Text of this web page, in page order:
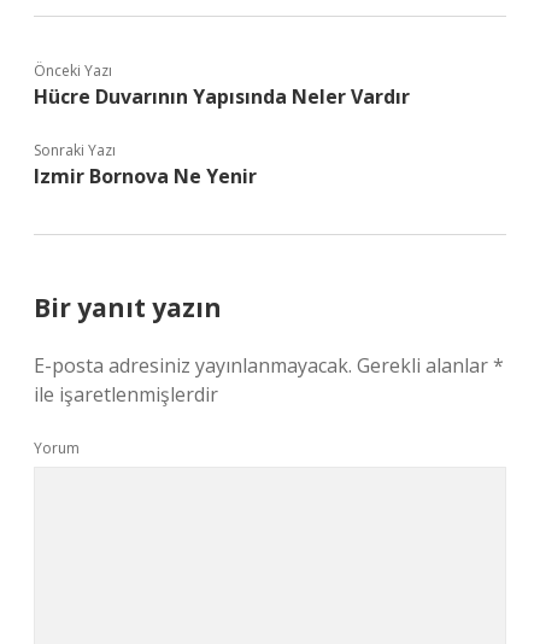
Önceki Yazı
Hücre Duvarının Yapısında Neler Vardır
Sonraki Yazı
Izmir Bornova Ne Yenir
Bir yanıt yazın
E-posta adresiniz yayınlanmayacak. Gerekli alanlar*
ile işaretlenmişlerdir
Yorum